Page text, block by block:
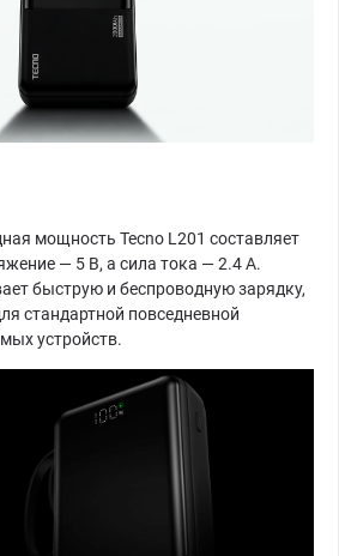
мощность Tecno L201 составляет
— 5 В, а сила тока — 2.4 А.
быструю и беспроводную зарядку,
стандартной повседневной
устройств.